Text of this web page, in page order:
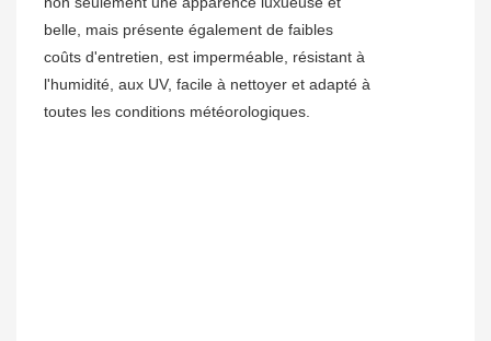
belle, mais présente également de faibles
coûts d'entretien, est imperméable, résistant à
l'humidité, aux UV, facile à nettoyer et adapté à
toutes les conditions météorologiques.